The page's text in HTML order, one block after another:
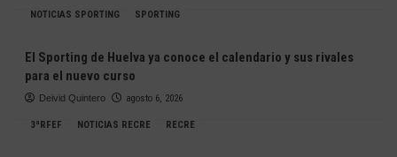
NOTICIAS SPORTING SPORTING
El Sporting de Huelva ya conoce el calendario y sus rivales
para el nuevo curso
Deivid Quintero agosto 6, 2026
3ªRFEF NOTICIAS RECRE RECRE